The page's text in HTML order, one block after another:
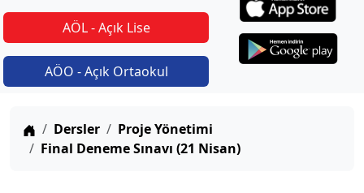
AÖL - Açık Lise
AÖO - Açık Ortaokul
Anasayfa
Dersler
Proje Yönetimi
Final Deneme Sınavı (21 Nisan)